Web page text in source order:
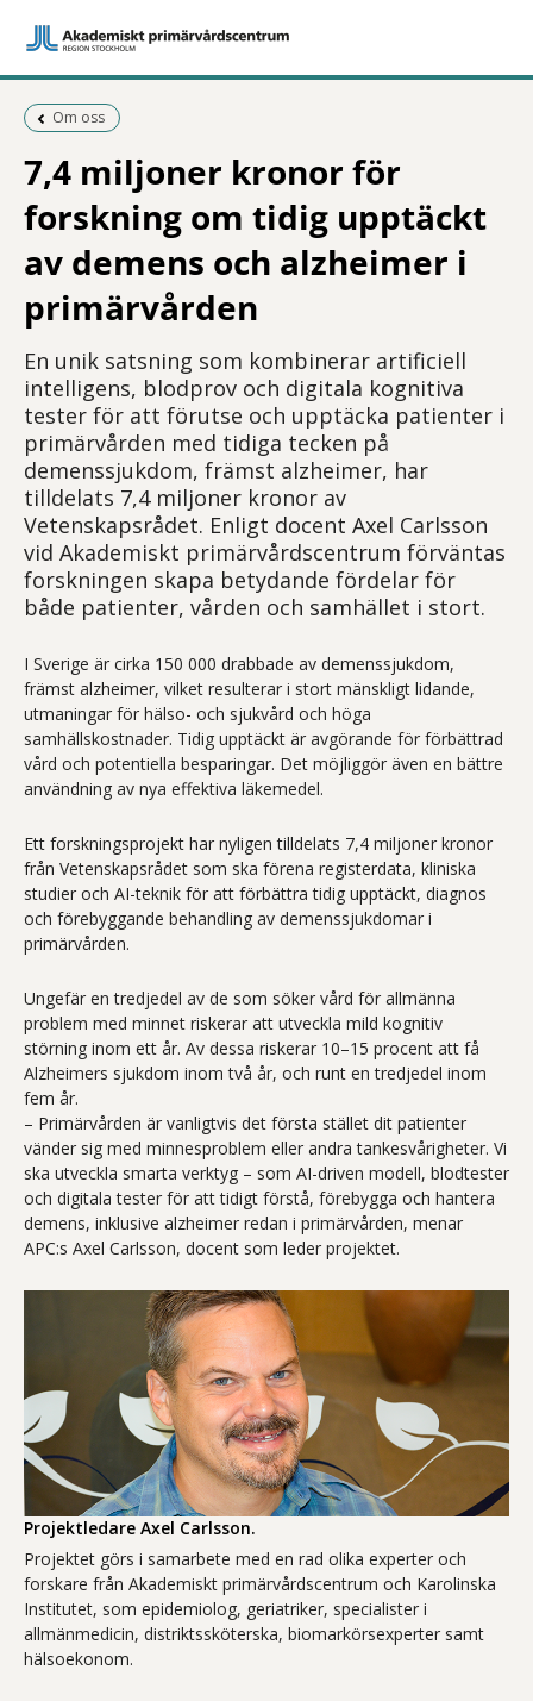
Föregående sida:
Om oss
7,4 miljoner kronor för
forskning om tidig upptäckt
av demens och alzheimer i
primärvården
En unik satsning som kombinerar artificiell
intelligens, blodprov och digitala kognitiva
tester för att förutse och upptäcka patienter i
primärvården med tidiga tecken på
demenssjukdom, främst alzheimer, har
tilldelats 7,4 miljoner kronor av
Vetenskapsrådet. Enligt docent Axel Carlsson
vid Akademiskt primärvårdscentrum förväntas
forskningen skapa betydande fördelar för
både patienter, vården och samhället i stort.
I Sverige är cirka 150 000 drabbade av demenssjukdom,
främst alzheimer, vilket resulterar i stort mänskligt lidande,
utmaningar för hälso- och sjukvård och höga
samhällskostnader. Tidig upptäckt är avgörande för förbättrad
vård och potentiella besparingar. Det möjliggör även en bättre
användning av nya effektiva läkemedel.
Ett forskningsprojekt har nyligen tilldelats 7,4 miljoner kronor
från Vetenskapsrådet som ska förena registerdata, kliniska
studier och AI-teknik för att förbättra tidig upptäckt, diagnos
och förebyggande behandling av demenssjukdomar i
primärvården.
Ungefär en tredjedel av de som söker vård för allmänna
problem med minnet riskerar att utveckla mild kognitiv
störning inom ett år. Av dessa riskerar 10–15 procent att få
Alzheimers sjukdom inom två år, och runt en tredjedel inom
fem år.
– Primärvården är vanligtvis det första stället dit patienter
vänder sig med minnesproblem eller andra tankesvårigheter. Vi
ska utveckla smarta verktyg – som AI-driven modell, blodtester
och digitala tester för att tidigt förstå, förebygga och hantera
demens, inklusive alzheimer redan i primärvården, menar
APC:s Axel Carlsson, docent som leder projektet.
Projektledare Axel Carlsson.
Projektet görs i samarbete med en rad olika experter och
forskare från Akademiskt primärvårdscentrum och Karolinska
Institutet, som epidemiolog, geriatriker, specialister i
allmänmedicin, distriktssköterska, biomarkörsexperter samt
hälsoekonom.